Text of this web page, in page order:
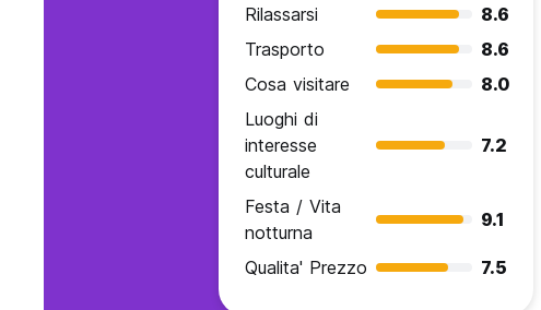
Rilassarsi
8.6
Trasporto
8.6
Cosa visitare
8.0
Luoghi di
interesse
culturale
7.2
Festa / Vita
notturna
9.1
Qualita' Prezzo 7.5